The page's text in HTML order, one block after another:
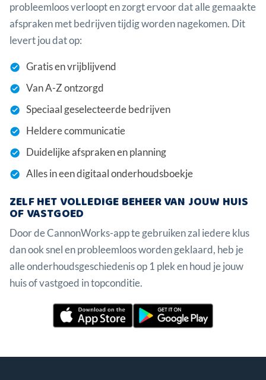
probleemloos verloopt en zorgt ervoor dat alle gemaakte
afspraken met bedrijven tijdig worden nagekomen. Dit
levert jou dat op:
Gratis en vrijblijvend
Van A-Z ontzorgd
Speciaal geselecteerde bedrijven
Heldere communicatie
Duidelijke afspraken en planning
Alles in een digitaal onderhoudsboekje
ZELF HET VOLLEDIGE BEHEER VAN JOUW HUIS
OF VASTGOED
Door de CannonWorks-app te gebruiken zal iedere klus
dan ook snel en probleemloos worden geklaard, heb je
alle onderhoudsgeschiedenis op 1 plek en houd je jouw
huis of vastgoed in topconditie.